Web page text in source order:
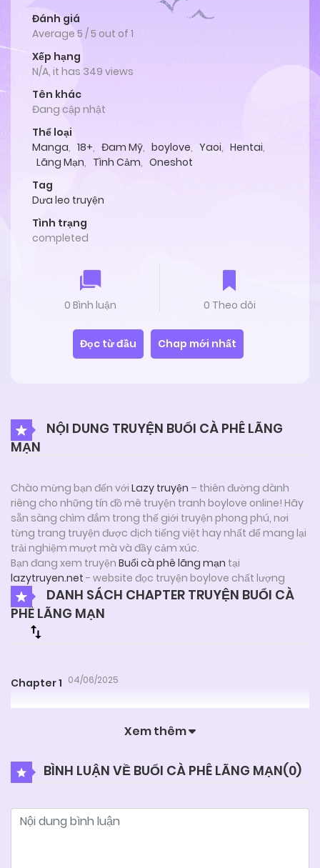
Đánh giá
Average 5 /5 out of 1
Xếp hạng
N/A, it has 349 views
Tên khác
Đang cập nhật
Thể loại
Manga, 18+, Đam Mỹ, boylove, Yaoi, Hentai,
Lãng Mạn, Tình Cảm, Oneshot
Tag
Dưa leo truyện
Tình trạng
completed
0 Bình luận 0 Theo dõi
Đọc từ đầu Chap mới nhất
NỘI DUNG TRUYỆN BUỔI CÀ PHÊ LÃNG
MẠN
Chào mừng bạn đến với Lazy truyện – thiên đường dành
riêng cho những tín đồ mê truyện tranh boylove online! Hãy
sẵn sàng chìm đắm trong thế giới truyện phong phú, nơi
từng trang truyện được dịch tiếng việt hay nhất để mang lại
trải nghiệm mượt mà và đầy cảm xúc.
Bạn đang xem truyện Buổi cà phê lãng mạn tại
lazytruyen.net - website đọc truyện boylove chất lượng
DANH SÁCH CHAPTER TRUYỆN BUỔI CÀ
PHÊ LÃNG MẠN
Chapter 1 04/06/2025
Xem thêm
BÌNH LUẬN VỀ BUỔI CÀ PHÊ LÃNG MẠN(0)